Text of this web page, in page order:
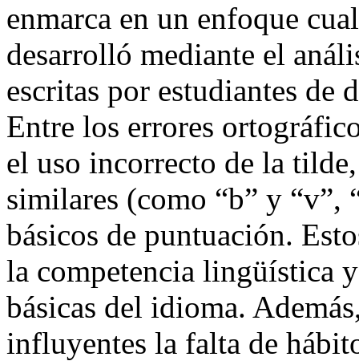
enmarca en un enfoque
desarrolló mediante el
escritas por estudiantes de
Entre los errores
el uso incorrecto de la
similares (como “b” y “v”,
básicos de puntuación.
la competencia lingüística
básicas del idioma.
influyentes la falta de